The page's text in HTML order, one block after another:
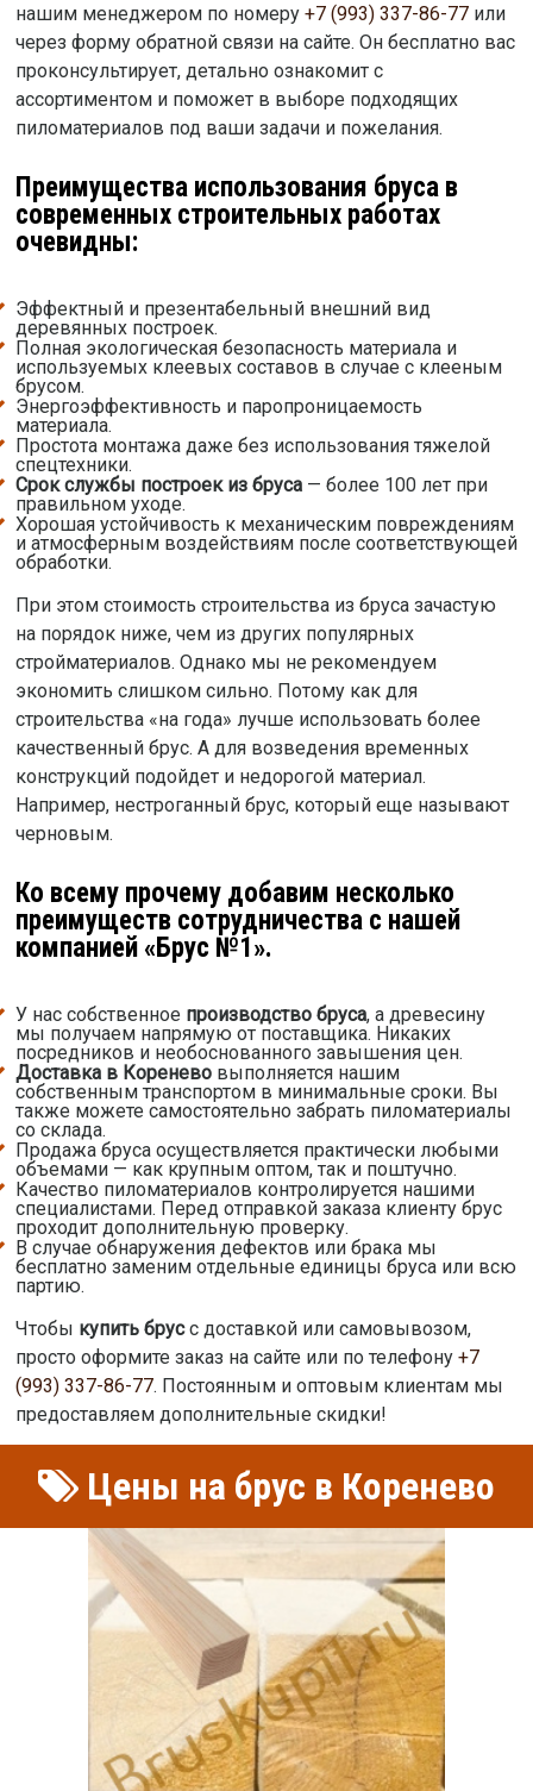
нашим менеджером по номеру +7 (993) 337-86-77или
через форму обратной связи на сайте. Он бесплатно вас
проконсультирует, детально ознакомит с
ассортиментом и поможет в выборе подходящих
пиломатериалов под ваши задачи и пожелания.
Преимущества использования бруса в
современных строительных работах
очевидны:
Эффектный и презентабельный внешний вид
деревянных построек.
Полная экологическая безопасность материала и
используемых клеевых составов в случае с клееным
брусом.
Энергоэффективность и паропроницаемость
материала.
Простота монтажа даже без использования тяжелой
спецтехники.
Срок службы построек из бруса— более 100 лет при
правильном уходе.
Хорошая устойчивость к механическим повреждениям
и атмосферным воздействиям после соответствующей
обработки.
При этом стоимость строительства из бруса зачастую
на порядок ниже, чем из других популярных
стройматериалов. Однако мы не рекомендуем
экономить слишком сильно. Потому как для
строительства «на года» лучше использовать более
качественный брус. А для возведения временных
конструкций подойдет и недорогой материал.
Например, нестроганный брус, который еще называют
черновым.
Ко всему прочему добавим несколько
преимуществ сотрудничества с нашей
компанией «Брус №1».
У нас собственное производство бруса, а древесину
мы получаем напрямую от поставщика. Никаких
посредников и необоснованного завышения цен.
Доставка в Кореневовыполняется нашим
собственным транспортом в минимальные сроки. Вы
также можете самостоятельно забрать пиломатериалы
со склада.
Продажа бруса осуществляется практически любыми
объемами — как крупным оптом, так и поштучно.
Качество пиломатериалов контролируется нашими
специалистами. Перед отправкой заказа клиенту брус
проходит дополнительную проверку.
В случае обнаружения дефектов или брака мы
бесплатно заменим отдельные единицы бруса или всю
партию.
Чтобы купить брусс доставкой или самовывозом,
просто оформите заказ на сайте или по телефону +7
(993) 337-86-77. Постоянным и оптовым клиентам мы
предоставляем дополнительные скидки!
Цены на брус в Коренево